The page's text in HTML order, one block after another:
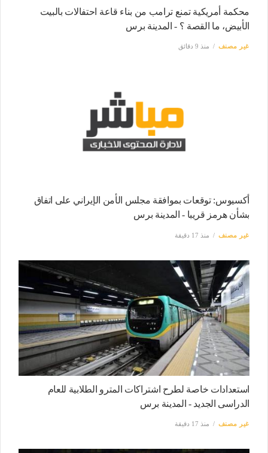
محكمة أمريكية تمنع ترامب من بناء قاعة احتفالات بالبيت
الأبيض، ما القصة ؟ - المدينة برس
غير مصنف منذ 9 دقائق
أكسيوس: توقعات بموافقة مجلس الأمن الإيراني على اتفاق
بشأن هرمز قريبا - المدينة برس
غير مصنف منذ 17 دقيقة
استعدادات خاصة لطرح اشتراكات المترو الطلابية للعام
الدراسى الجديد - المدينة برس
غير مصنف منذ 17 دقيقة